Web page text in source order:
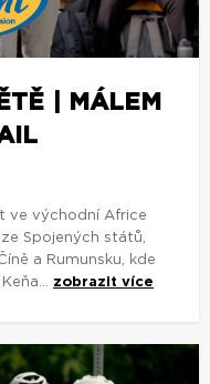
| MÁLEM
ve východní Africe
Spojených států,
a Rumunsku, kde
zobrazit více